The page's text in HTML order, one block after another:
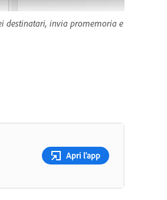
destinatari, invia promemoria e
Apri l'app